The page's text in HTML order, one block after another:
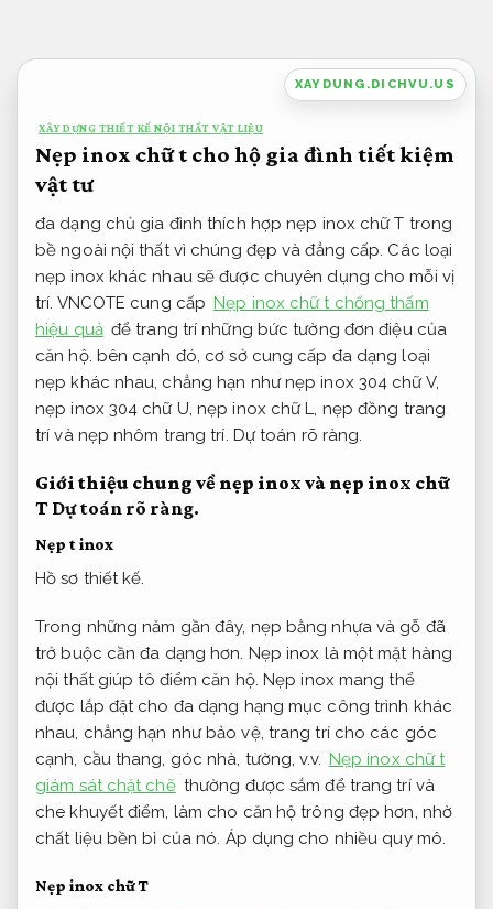
nội
XAYDUNG.DICHVU.US
XÂY DỰNG THIẾT KẾ NỘI THẤT VẬT LIỆU
Nẹp inox chữ t cho hộ gia đình tiết kiệm
vật tư
đa dạng chủ gia đình thích hợp nẹp inox chữ T trong
bề ngoài nội thất vì chúng đẹp và đẳng cấp. Các loại
nẹp inox khác nhau sẽ được chuyên dụng cho mỗi vị
trí. VNCOTE cung cấp Nẹp inox chữ t chống thấm
hiệu quả để trang trí những bức tường đơn điệu của
căn hộ. bên cạnh đó, cơ sở cung cấp đa dạng loại
nẹp khác nhau, chẳng hạn như nẹp inox 304 chữ V,
nẹp inox 304 chữ U, nẹp inox chữ L, nẹp đồng trang
trí và nẹp nhôm trang trí. Dự toán rõ ràng.
Giới thiệu chung về nẹp inox và nẹp inox chữ
T Dự toán rõ ràng.
Nẹp t inox
Hồ sơ thiết kế.
Trong những năm gần đây, nẹp bằng nhựa và gỗ đã
trở buộc cần đa dạng hơn. Nẹp inox là một mặt hàng
nội thất giúp tô điểm căn hộ. Nẹp inox mang thể
được lắp đặt cho đa dạng hạng mục công trình khác
nhau, chẳng hạn như bảo vệ, trang trí cho các góc
cạnh, cầu thang, góc nhà, tường, v.v. Nẹp inox chữ t
giám sát chặt chẽ thường được sắm để trang trí và
che khuyết điểm, làm cho căn hộ trông đẹp hơn, nhờ
chất liệu bền bỉ của nó. Áp dụng cho nhiều quy mô.
Nẹp inox chữ T